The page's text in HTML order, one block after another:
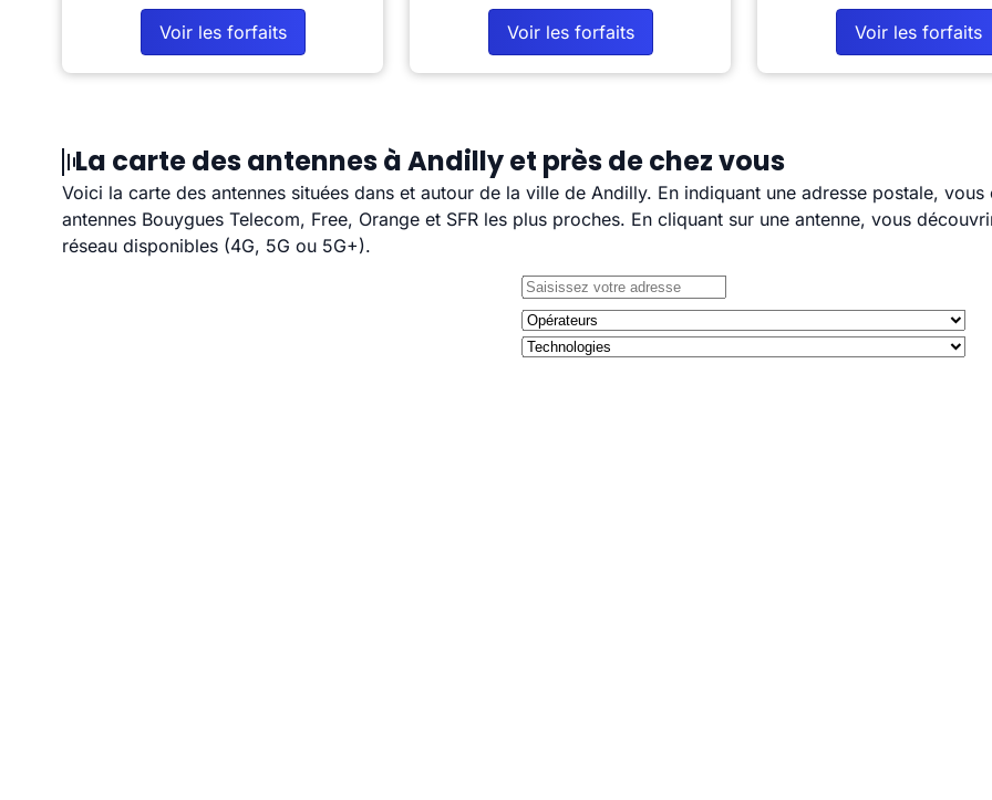
Voir les forfaits Voir les forfaits Voir les forfaits
La carte des antennes à Andilly et près de chez vous
Voici la carte des antennes situées dans et autour de la ville de Andilly. En indiquant une adresse postale,
antennes Bouygues Telecom, Free, Orange et SFR les plus proches. En cliquant sur une antenne, vous
réseau disponibles (4G, 5G ou 5G+).